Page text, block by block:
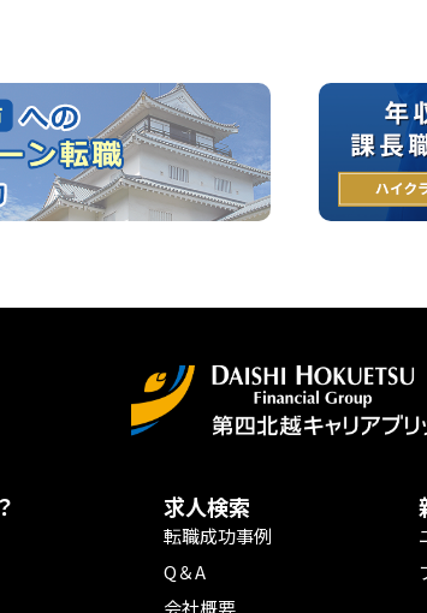
求人検索
転職成功事例
Q＆A
会社概要